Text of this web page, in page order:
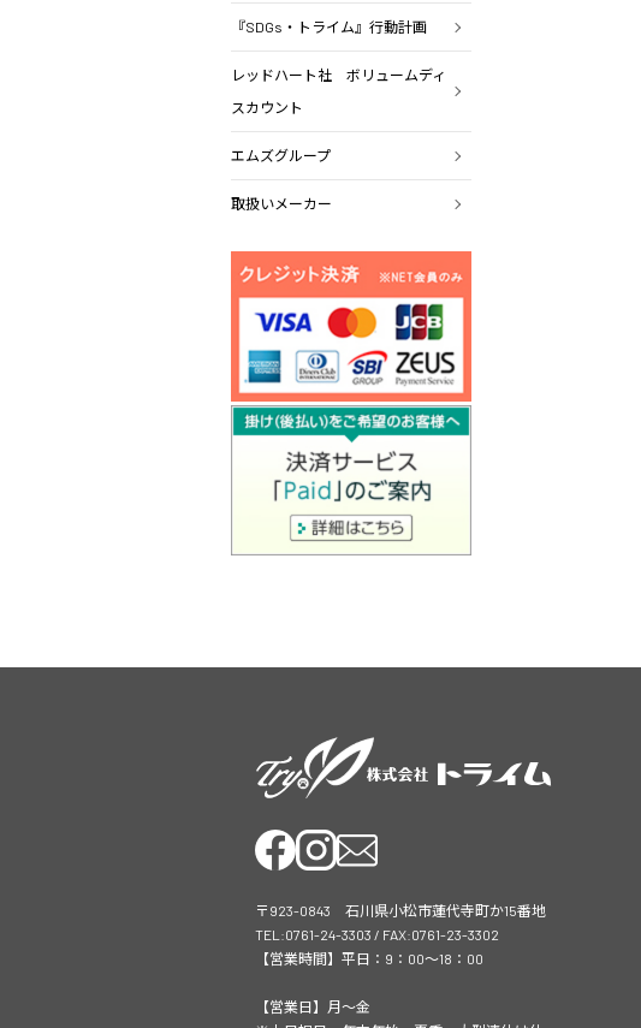
『SDGs・トライム』行動計画
レッドハート社 ボリュームディ
スカウント
エムズグループ
取扱いメーカー
〒923-0843 石川県小松市蓮代寺町か15番地
TEL:0761-24-3303 / FAX:0761-23-3302
【営業時間】平日：9：00～18：00
【営業日】月～金